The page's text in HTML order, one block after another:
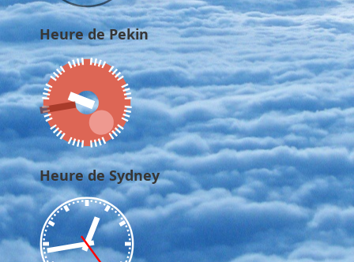
Heure de Pekin
Heure de Sydney